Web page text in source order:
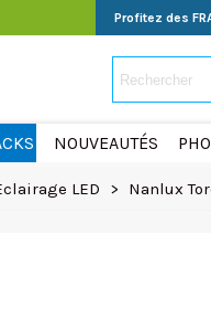
Profitez des
NOUVEAUTÉS
LED > Nanlux